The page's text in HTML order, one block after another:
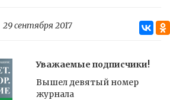
29 сентября 2017
Уважаемые подписчики!
Вышел девятый номер
журнала